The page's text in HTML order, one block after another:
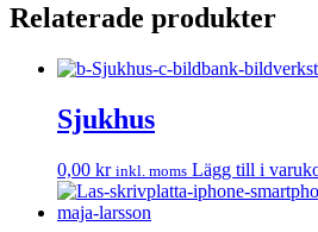
Relaterade produkter
Sjukhus
0,00 kr inkl. moms Lägg till i